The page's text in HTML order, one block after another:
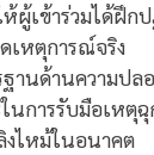
ผู้เข้าร่วมได้ฝึ
เหตุการณ์จริง
านด้านความป
ารรับมือเหตุฉุ
ไหม้ในอนาคต